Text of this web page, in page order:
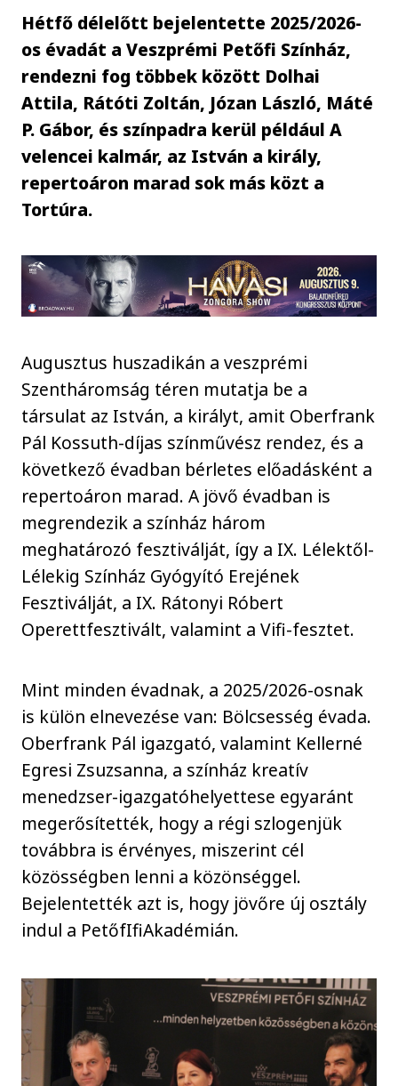
Hétfő délelőtt bejelentette 2025/2026-
os évadát a Veszprémi Petőfi Színház,
rendezni fog többek között Dolhai
Attila, Rátóti Zoltán, Józan László, Máté
P. Gábor, és színpadra kerül például A
velencei kalmár, az István a király,
repertoáron marad sok más közt a
Tortúra.
Augusztus huszadikán a veszprémi
Szentháromság téren mutatja be a
társulat az István, a királyt, amit Oberfrank
Pál Kossuth-díjas színművész rendez, és a
következő évadban bérletes előadásként a
repertoáron marad. A jövő évadban is
megrendezik a színház három
meghatározó fesztiválját, így a IX. Lélektől-
Lélekig Színház Gyógyító Erejének
Fesztiválját, a IX. Rátonyi Róbert
Operettfesztivált, valamint a Vifi-fesztet.
Mint minden évadnak, a 2025/2026-osnak
is külön elnevezése van: Bölcsesség évada.
Oberfrank Pál igazgató, valamint Kellerné
Egresi Zsuzsanna, a színház kreatív
menedzser-igazgatóhelyettese egyaránt
megerősítették, hogy a régi szlogenjük
továbbra is érvényes, miszerint cél
közösségben lenni a közönséggel.
Bejelentették azt is, hogy jövőre új osztály
indul a PetőfIfiAkadémián.